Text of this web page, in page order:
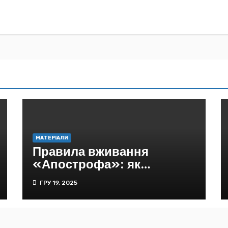
МАТЕРІАЛИ
Правила вживання
«Апострофа»: як
засновниця девелопера
Stolitsa Group Влада
Молчанова придбала
ГРУ 19, 2025